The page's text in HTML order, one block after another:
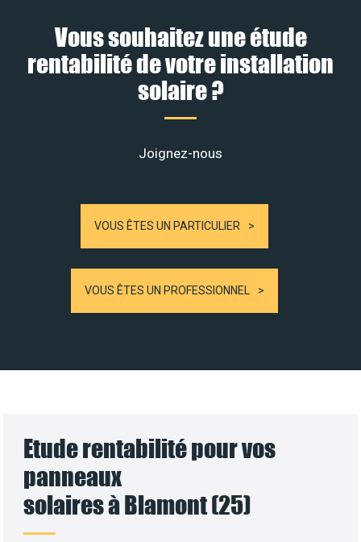
Vous souhaitez une étude
rentabilité de votre installation
solaire ?
Joignez-nous
VOUS ÊTES UN PARTICULIER
VOUS ÊTES UN PROFESSIONNEL
Etude rentabilité pour vos
panneaux
solaires à Blamont (25)